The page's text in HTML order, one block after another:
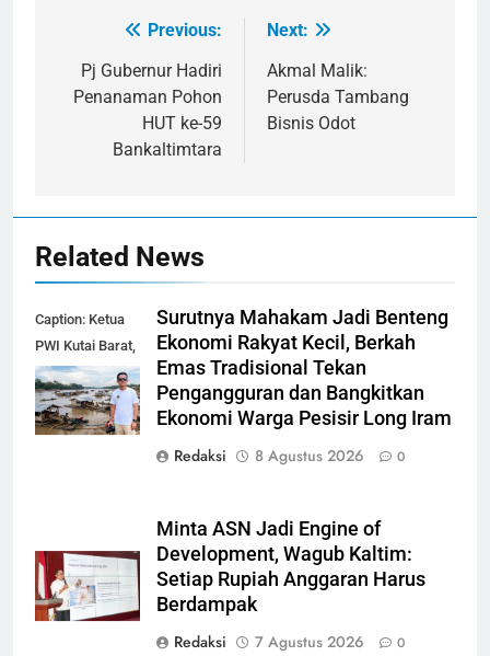
Navigasi
pos
Previous:
Pj Gubernur Hadiri
Penanaman Pohon
HUT ke-59
Bankaltimtara
Next:
Akmal Malik:
Perusda Tambang
Bisnis Odot
Related News
Caption: Ketua
PWI Kutai Barat,
Alfian Nur (dok-
smk)
Surutnya Mahakam Jadi Benteng
Ekonomi Rakyat Kecil, Berkah
Emas Tradisional Tekan
Pengangguran dan Bangkitkan
Ekonomi Warga Pesisir Long Iram
Redaksi
8 Agustus 2026 0
Minta ASN Jadi Engine of
Development, Wagub Kaltim:
Setiap Rupiah Anggaran Harus
Berdampak
Redaksi
7 Agustus 2026 0